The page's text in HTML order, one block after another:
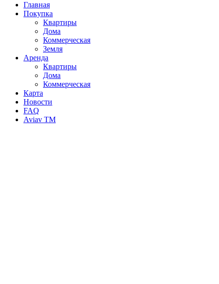
Главная
Покупка
Квартиры
Дома
Коммерческая
Земля
Аренда
Квартиры
Дома
Коммерческая
Карта
Новости
FAQ
Aviav TM